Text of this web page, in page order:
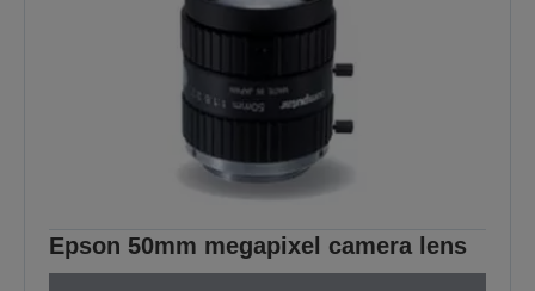
Epson 50mm megapixel camera lens